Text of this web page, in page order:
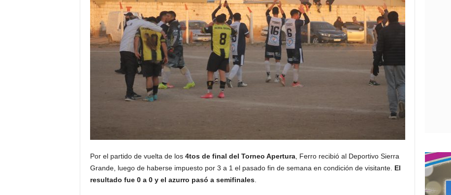
Por el partido de vuelta de los 4tos de final del Torneo Apertura, Ferro recibió al Deportivo Sierra
Grande, luego de haberse impuesto por 3 a 1 el pasado fin de semana en condición de visitante. El
resultado fue 0 a 0 y el azurro pasó a semifinales.